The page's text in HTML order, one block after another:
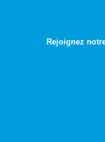
Rejoignez